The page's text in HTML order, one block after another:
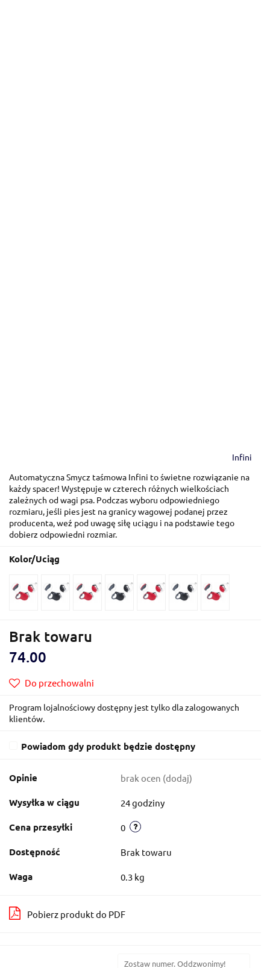
Infini
Automatyczna Smycz taśmowa Infini to świetne rozwiązanie na
każdy spacer! Występuje w czterech różnych wielkościach
zależnych od wagi psa. Podczas wyboru odpowiedniego
rozmiaru, jeśli pies jest na granicy wagowej podanej przez
producenta, weź pod uwagę siłę uciągu i na podstawie tego
dobierz odpowiedni rozmiar.
Kolor/Uciąg
Brak towaru
74.00
Do przechowalni
Program lojalnościowy dostępny jest tylko dla zalogowanych
klientów.
Powiadom gdy produkt będzie dostępny
Opinie brak ocen (dodaj)
Wysyłka w ciągu 24 godziny
Cena przesyłki 0
Dostępność Brak towaru
Waga 0.3 kg
Pobierz produkt do PDF